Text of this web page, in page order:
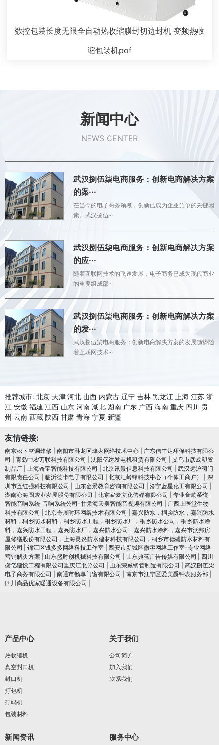
数控包装长度无限全自动热收缩膜封切边封机 变频热收
缩包装机pof
新闻中心
NEWS CENTER
武汉捌伍柒电商服务：创新电商解决方案
的案···
在当今的电子商务领域，创新已成为企业竞争的关键因
素。武汉捌伍···
武汉捌伍柒电商服务：创新电商解决方案
的应···
随着互联网技术的飞速发展，电子商务已成为现代商业
的重要组成部···
武汉捌伍柒电商服务：创新电商解决方案
的发···
武汉捌伍柒电商服务：创新电商解决方案的发展趋势随
着互联网技术···
推荐城市: 北京 天津 河北 山西 内蒙古 辽宁 吉林 黑龙江 上海 江苏 浙
江 安徽 福建 江西 山东 河南 湖北 湖南 广东 广西 海南 重庆 四川 贵
州 云南 西藏 陕西 甘肃 青海 宁夏 新疆
友情链接:
南京松下空调维修 南阳市卧龙区烽火网络技术中心
广东信丰达环保科技有限公
司
青岛中农万联科技有限公司 沈阳亿达发电机租赁有限公司
义乌市彦成塑胶
制品厂
上海奇宝智能科技有限公司 北京讯景信息科技有限公司
武汉远沪阀门
有限责任公司
临沂德卡电子有限公司 北京汇岭锋科技中心（个体工商户）
深
圳市五红强科技有限公司
山东金景教育咨询有限公司 济宁蓝星化工有限公司
湖南心海圆农业发展股份有限公司
北京家豪文化传媒有限公司
专业音响系统_
智能音响系统_音响系统公司-甘肃海天美智能音视频有限公司
广西上医堂生物
科技有限公司
北京奇展时环网络技术有限公司
嘉兴防水，桐乡防水，嘉兴防水
材料，桐乡防水材料，桐乡防水工程，桐乡防水厂，桐乡防水公司，桐乡防水涂
料，嘉兴防水工程，嘉兴防水厂，嘉兴防水公司，嘉兴防水涂料，嘉兴市沃邦房
屋修缮股份有限公司，上海灵炎防水建材科技有限公司，桐乡市德盛防水材料有
限公司
锦江区钱多多网络科技工作室
西安市新城区微零网络工作室-专业网络
营销解决方案
山东盛时创机械科技有限公司 山东典蓝广告传媒有限公司
四川
衡亿建设工程有限公司重庆江北分公司
山东荣威钢管制造有限公司
武汉捌伍柒
电子商务有限公司
南通市畅享门窗有限公司 南京市江宁区爱美爵钟表服务部
四川尚品优家暖通设备有限公司
产品中心
热收缩机
真空封口机
封口机
打包机
打码机
包装材料
关于我们
公司简介
加入我们
联系我们
新闻资讯 服务中心